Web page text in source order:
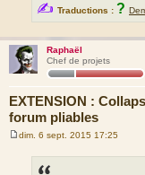
✍ Traductions : ?
Raphaël
Chef de projets
EXTENSION :
forum pliables
dim. 6 sept. 2015 17:25